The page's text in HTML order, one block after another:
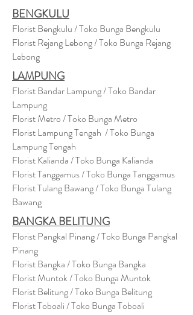
BENGKULU
Florist Bengkulu / Toko Bunga Bengkulu
Florist Rejang Lebong / Toko Bunga Rejang
Lebong
LAMPUNG
Florist Bandar Lampung / Toko Bandar
Lampung
Florist Metro / Toko Bunga Metro
Florist Lampung Tengah / Toko Bunga
Lampung Tengah
Florist Kalianda / Toko Bunga Kalianda
Florist Tanggamus / Toko Bunga Tanggamus
Florist Tulang Bawang / Toko Bunga Tulang
Bawang
BANGKA BELITUNG
Florist Pangkal Pinang / Toko Bunga Pangkal
Pinang
Florist Bangka / Toko Bunga Bangka
Florist Muntok / Toko Bunga Muntok
Florist Belitung / Toko Bunga Belitung
Florist Toboali / Toko Bunga Toboali